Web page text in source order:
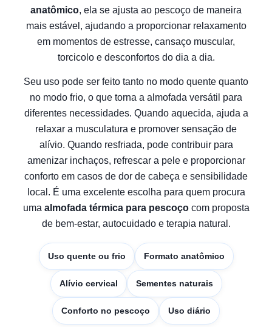
anatômico, ela se ajusta ao pescoço de maneira
mais estável, ajudando a proporcionar relaxamento
em momentos de estresse, cansaço muscular,
torcicolo e desconfortos do dia a dia.
Seu uso pode ser feito tanto no modo quente quanto
no modo frio, o que torna a almofada versátil para
diferentes necessidades. Quando aquecida, ajuda a
relaxar a musculatura e promover sensação de
alívio. Quando resfriada, pode contribuir para
amenizar inchaços, refrescar a pele e proporcionar
conforto em casos de dor de cabeça e sensibilidade
local. É uma excelente escolha para quem procura
uma almofada térmica para pescoçocom proposta
de bem-estar, autocuidado e terapia natural.
Uso quente ou frio Formato anatômico
Alívio cervical Sementes naturais
Conforto no pescoço Uso diário